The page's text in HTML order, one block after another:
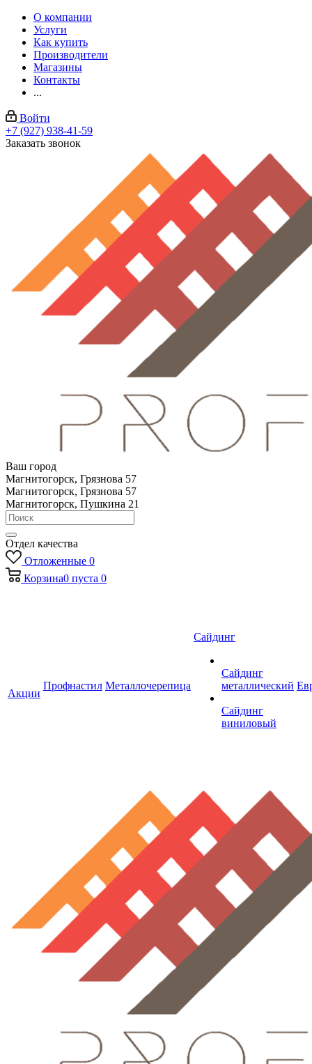
О компании
Услуги
Как купить
Производители
Магазины
Контакты
...
Войти
+7 (927) 938-41-59
Заказать звонок
Ваш город
Магнитогорск, Грязнова 57
Магнитогорск, Грязнова 57
Магнитогорск, Пушкина 21
Отдел качества
Отложенные 0
Корзина0 пуста 0
Акции
Профнастил Металлочерепица
Сайдинг
Сайдинг
металлический
Сайдинг
виниловый